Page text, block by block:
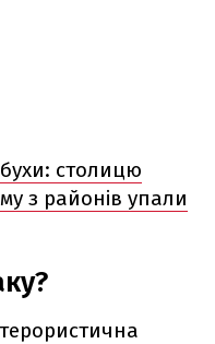
столицю
з районів упали